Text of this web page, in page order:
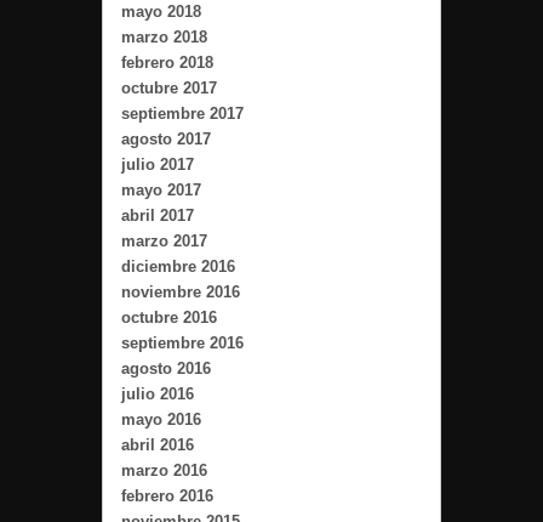
mayo 2018
marzo 2018
febrero 2018
octubre 2017
septiembre 2017
agosto 2017
julio 2017
mayo 2017
abril 2017
marzo 2017
diciembre 2016
noviembre 2016
octubre 2016
septiembre 2016
agosto 2016
julio 2016
mayo 2016
abril 2016
marzo 2016
febrero 2016